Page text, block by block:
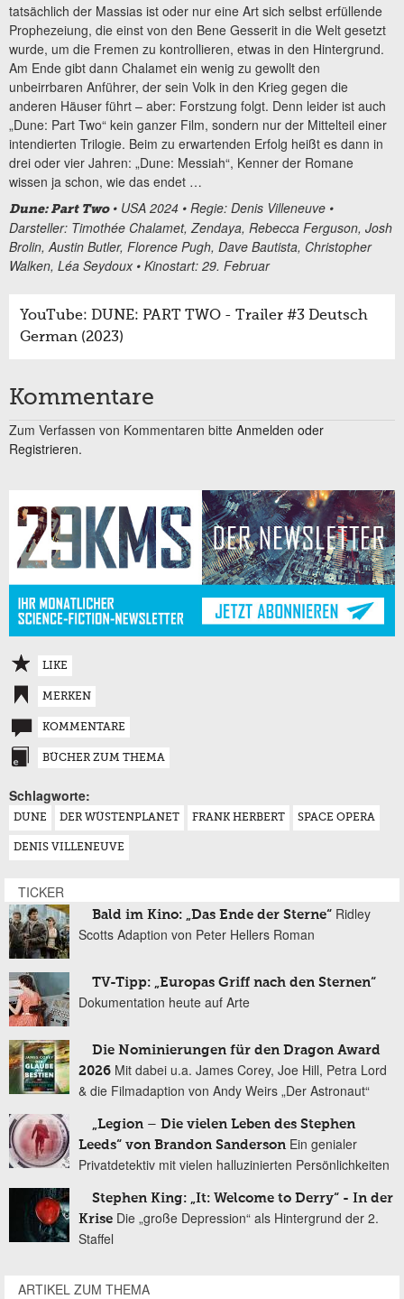
tatsächlich der Massias ist oder nur eine Art sich selbst erfüllende
Prophezeiung, die einst von den Bene Gesserit in die Welt gesetzt
wurde, um die Fremen zu kontrollieren, etwas in den Hintergrund.
Am Ende gibt dann Chalamet ein wenig zu gewollt den
unbeirrbaren Anführer, der sein Volk in den Krieg gegen die
anderen Häuser führt – aber: Forstzung folgt. Denn leider ist auch
„Dune: Part Two“ kein ganzer Film, sondern nur der Mittelteil einer
intendierten Trilogie. Beim zu erwartenden Erfolg heißt es dann in
drei oder vier Jahren: „Dune: Messiah“, Kenner der Romane
wissen ja schon, wie das endet …
Dune: Part Two• USA 2024 • Regie: Denis Villeneuve •
Darsteller: Timothée Chalamet, Zendaya, Rebecca Ferguson, Josh
Brolin, Austin Butler, Florence Pugh, Dave Bautista, Christopher
Walken, Léa Seydoux • Kinostart: 29. Februar
YouTube: DUNE: PART TWO - Trailer #3 Deutsch
German (2023)
Kommentare
Zum Verfassen von Kommentaren bitte Anmelden oder
Registrieren.
LIKE
MERKEN
KOMMENTARE
BÜCHER ZUM THEMA
Schlagworte:
DUNE DER WÜSTENPLANET FRANK HERBERT SPACE OPERA
DENIS VILLENEUVE
TICKER
Bald im Kino: „Das Ende der Sterne“ Ridley
Scotts Adaption von Peter Hellers Roman
TV-Tipp: „Europas Griff nach den Sternen“
Dokumentation heute auf Arte
Die Nominierungen für den Dragon Award
2026 Mit dabei u.a. James Corey, Joe Hill, Petra Lord
& die Filmadaption von Andy Weirs „Der Astronaut“
„Legion – Die vielen Leben des Stephen
Leeds“ von Brandon Sanderson Ein genialer
Privatdetektiv mit vielen halluzinierten Persönlichkeiten
Stephen King: „It: Welcome to Derry“ - In der
Krise Die „große Depression“ als Hintergrund der 2.
Staffel
ARTIKEL ZUM THEMA